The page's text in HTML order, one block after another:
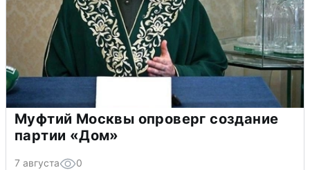
Муфтий Москвы опроверг создание
партии «Дом»
7 августа 0